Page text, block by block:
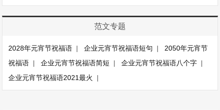
范文专题
2028年元宵节祝福语 |企业元宵节祝福语短句 | 2050年元宵节
祝福语 |企业元宵节祝福语简短 |企业元宵节祝福语八个字 |
企业元宵节祝福语2021最火
|